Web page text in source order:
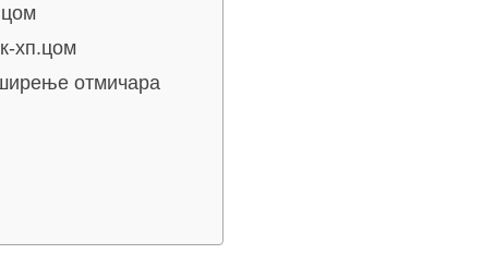
хп.цом
ширење отмичара